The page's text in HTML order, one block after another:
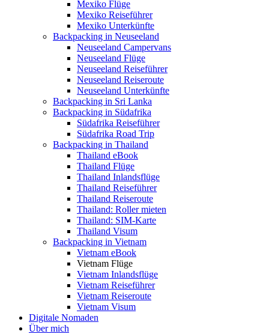
Mexiko Flüge
Mexiko Reiseführer
Mexiko Unterkünfte
Backpacking in Neuseeland
Neuseeland Campervans
Neuseeland Flüge
Neuseeland Reiseführer
Neuseeland Reiseroute
Neuseeland Unterkünfte
Backpacking in Sri Lanka
Backpacking in Südafrika
Südafrika Reiseführer
Südafrika Road Trip
Backpacking in Thailand
Thailand eBook
Thailand Flüge
Thailand Inlandsflüge
Thailand Reiseführer
Thailand Reiseroute
Thailand: Roller mieten
Thailand: SIM-Karte
Thailand Visum
Backpacking in Vietnam
Vietnam eBook
Vietnam Flüge
Vietnam Inlandsflüge
Vietnam Reiseführer
Vietnam Reiseroute
Vietnam Visum
Digitale Nomaden
Über mich